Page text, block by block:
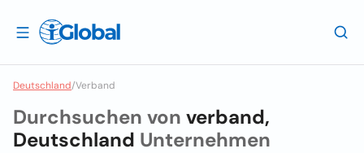
Deutschland/Verband
Durchsuchen von verband,
Deutschland Unternehmen